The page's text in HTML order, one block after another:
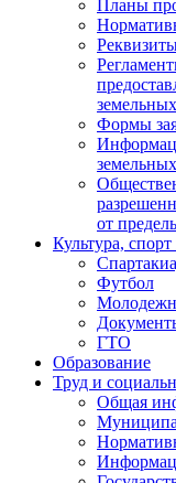
Планы
Формы
от
Культура,
Футбол
ГТО
Образование
Труд и
Общая